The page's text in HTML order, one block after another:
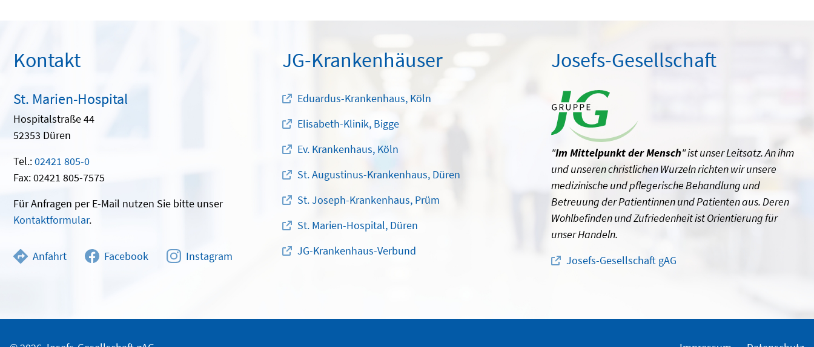
Kontakt
St. Marien-Hospital
Hospitalstraße 44
52353 Düren
Tel.:02421 805-0
Fax: 02421 805-7575
Für Anfragen per E-Mail nutzen Sie bitte unser
Kontaktformular.
Anfahrt Facebook Instagram
JG-Krankenhäuser
Eduardus-Krankenhaus, Köln
Elisabeth-Klinik, Bigge
Ev. Krankenhaus, Köln
St. Augustinus-Krankenhaus, Düren
St. Joseph-Krankenhaus, Prüm
St. Marien-Hospital, Düren
JG-Krankenhaus-Verbund
Josefs-Gesellschaft
"Im Mittelpunkt der Mensch" ist unser Leitsatz. An ihm
und unseren christlichen Wurzeln richten wir unsere
medizinische und pflegerische Behandlung und
Betreuung der Patientinnen und Patienten aus. Deren
Wohlbefinden und Zufriedenheit ist Orientierung für
unser Handeln.
Josefs-Gesellschaft gAG